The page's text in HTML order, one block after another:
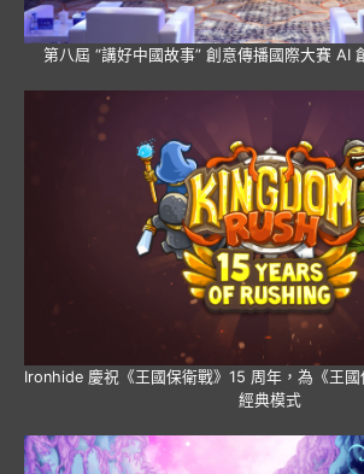
第八屆 “講好中國故事” 創意傳播國際大賽 AI
Ironhide 慶祝《王國保衛戰》15 周年，為《王
經典模式